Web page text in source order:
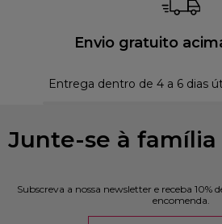
Envio gratuito
Entrega dentro de 4 a 6 dias
Junte-se à família
Subscreva a nossa newsletter e receba 10%
encomenda.